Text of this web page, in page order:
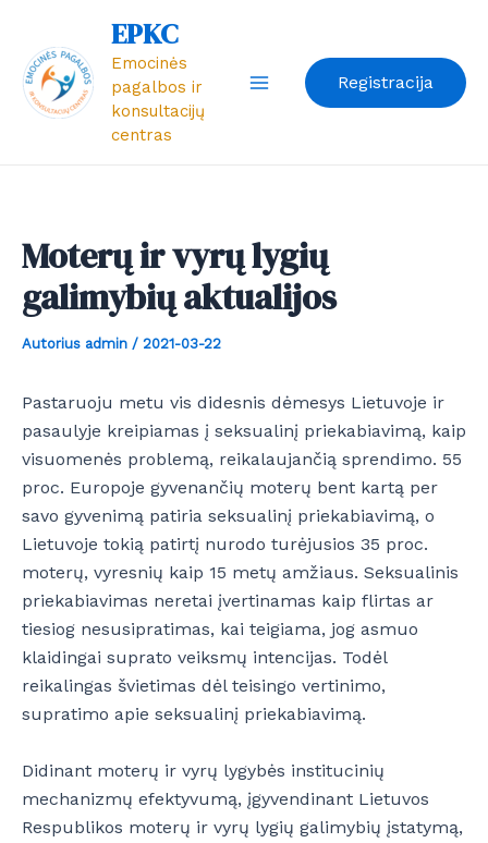
turinio
EPKC
Emocinės
pagalbos ir
konsultacijų
centras
Menu
Registracija
Moterų ir vyrų lygių
galimybių aktualijos
Autorius admin / 2021-03-22
Pastaruoju metu vis didesnis dėmesys Lietuvoje ir
pasaulyje kreipiamas į seksualinį priekabiavimą, kaip
visuomenės problemą, reikalaujančią sprendimo. 55
proc. Europoje gyvenančių moterų bent kartą per
savo gyvenimą patiria seksualinį priekabiavimą, o
Lietuvoje tokią patirtį nurodo turėjusios 35 proc.
moterų, vyresnių kaip 15 metų amžiaus. Seksualinis
priekabiavimas neretai įvertinamas kaip flirtas ar
tiesiog nesusipratimas, kai teigiama, jog asmuo
klaidingai suprato veiksmų intencijas. Todėl
reikalingas švietimas dėl teisingo vertinimo,
supratimo apie seksualinį priekabiavimą.
Didinant moterų ir vyrų lygybės institucinių
mechanizmų efektyvumą, įgyvendinant Lietuvos
Respublikos moterų ir vyrų lygių galimybių įstatymą,